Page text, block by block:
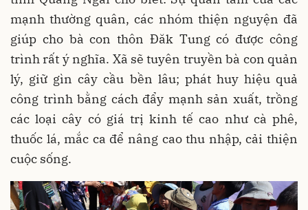
mạnh thường quân, các nhóm thiện nguyện đã
giúp cho bà con thôn Đăk Tung có được công
trình rất ý nghĩa. Xã sẽ tuyên truyền bà con quản
lý, giữ gìn cây cầu bền lâu; phát huy hiệu quả
công trình bằng cách đẩy mạnh sản xuất, trồng
các loại cây có giá trị kinh tế cao như cà phê,
thuốc lá, mắc ca để nâng cao thu nhập, cải thiện
cuộc sống.